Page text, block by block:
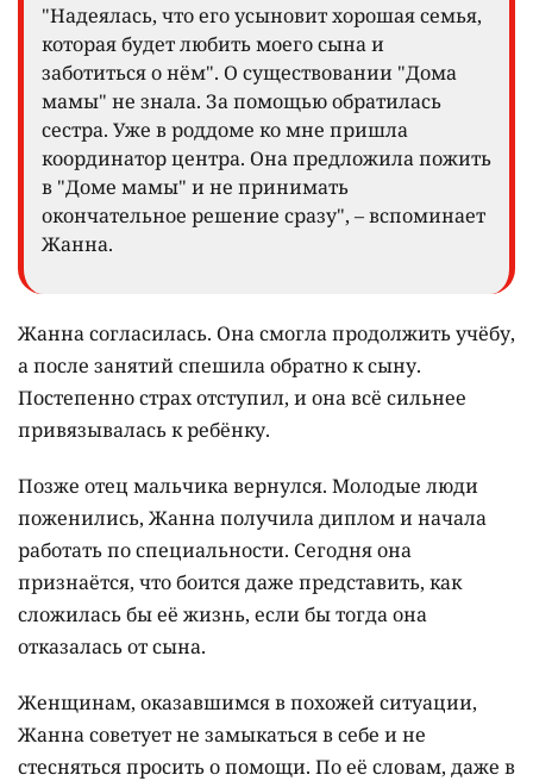
"Надеялась, что его усыновит хорошая семья,
которая будет любить моего сына и
заботиться о нём". О существовании "Дома
мамы" не знала. За помощью обратилась
сестра. Уже в роддоме ко мне пришла
координатор центра. Она предложила пожить
в "Доме мамы" и не принимать
окончательное решение сразу", – вспоминает
Жанна.
Жанна согласилась. Она смогла продолжить учёбу,
а после занятий спешила обратно к сыну.
Постепенно страх отступил, и она всё сильнее
привязывалась к ребёнку.
Позже отец мальчика вернулся. Молодые люди
поженились, Жанна получила диплом и начала
работать по специальности. Сегодня она
признаётся, что боится даже представить, как
сложилась бы её жизнь, если бы тогда она
отказалась от сына.
Женщинам, оказавшимся в похожей ситуации,
Жанна советует не замыкаться в себе и не
стесняться просить о помощи. По её словам, даже в